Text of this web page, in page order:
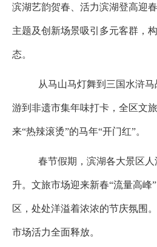
滨湖艺韵贺春、活力滨湖登高迎
主题及创新场景吸引多元客群，
态。
从马山马灯舞到三国水浒
游到非遗市集年味打卡，全区文
来“热辣滚烫”的马年“开门红”。
春节假期，滨湖各大景区
升。文旅市场迎来新春“流量高峰
区，处处洋溢着浓浓的节庆氛围
市场活力全面释放。